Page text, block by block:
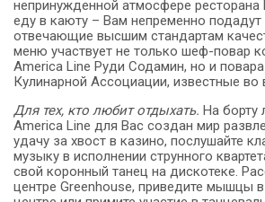
непринужденной атмосфере ресторана
еду в каюту – Вам непременно
отвечающие высшим стандартам
меню участвует не только шеф-повар
America Line Руди Содамин, но и
Кулинарной Ассоциации, известные
Для тех, кто любит отдыхать. На борту
America Line для Вас создан мир
удачу за хвост в казино, послушайте
музыку в исполнении струнного
свой коронный танец на дискотеке.
центре Greenhouse, приведите мышцы